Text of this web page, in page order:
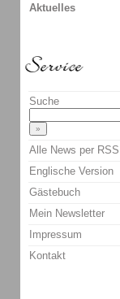
Aktuelles
Suche
Alle News per RSS
Englische Version
Gästebuch
Mein Newsletter
Impressum
Kontakt